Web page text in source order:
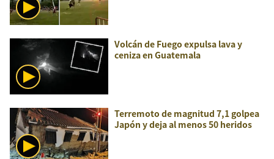
Volcán de Fuego expulsa lava y
ceniza en Guatemala
Terremoto de magnitud 7,1 golpea
Japón y deja al menos 50 heridos